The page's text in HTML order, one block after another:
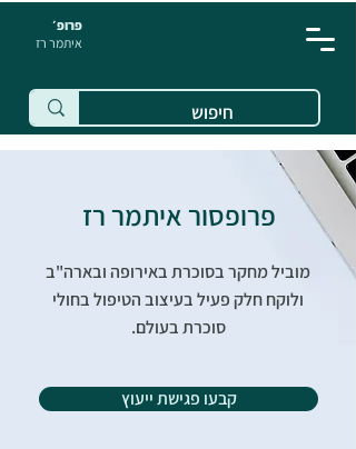
פרופ׳
איתמר רז
פרופסור איתמר רז
מוביל מחקר בסוכרת באירופה ובארה"ב
ולוקח חלק פעיל בעיצוב הטיפול בחולי
סוכרת בעולם.
קבעו פגישת ייעוץ